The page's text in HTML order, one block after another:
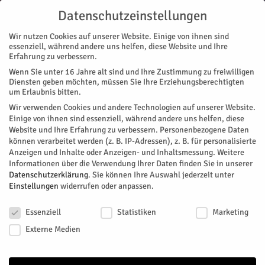
Start Magazin Kunst & Design Matthias unter Putz entdeckt
MAGAZIN KUNST & DESIGN
Matthias unter Putz entdeckt
Von Dorothée Schenk- November 24, 2011 299 0
Facebook Twitter
Datenschutzeinstellungen
Wir nutzen Cookies auf unserer Website. Einige von ihnen sind
essenziell, während andere uns helfen, diese Website und Ihre
Erfahrung zu verbessern.
Wenn Sie unter 16 Jahre alt sind und Ihre Zustimmung zu freiwilligen
Diensten geben möchten, müssen Sie Ihre Erziehungsberechtigten
um Erlaubnis bitten.
Wir verwenden Cookies und andere Technologien auf unserer Website.
Einige von ihnen sind essenziell, während andere uns helfen, diese
Website und Ihre Erfahrung zu verbessern. Personenbezogene Daten
können verarbeitet werden (z. B. IP-Adressen), z. B. für personalisierte
Anzeigen und Inhalte oder Anzeigen- und Inhaltsmessung. Weitere
Informationen über die Verwendung Ihrer Daten finden Sie in unserer
Datenschutzerklärung. Sie können Ihre Auswahl jederzeit unter
Einstellungen widerrufen oder anpassen.
Essenziell
Statistiken
Marketing
Externe Medien